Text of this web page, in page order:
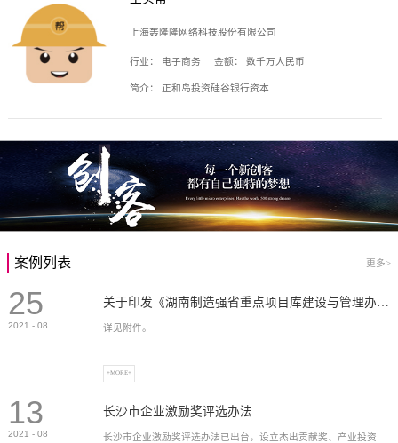
上海轰隆隆网络科技股份有限公司
行业： 电子商务 金额： 数千万人民币
简介： 正和岛投资硅谷银行资本
案例列表 更多>
25
2021 - 08 详见附件。
+MORE+
13
2021 - 08
长沙市企业激励奖评选办法
长沙市企业激励奖评选办法已出台，设立杰出贡献奖、产业投资